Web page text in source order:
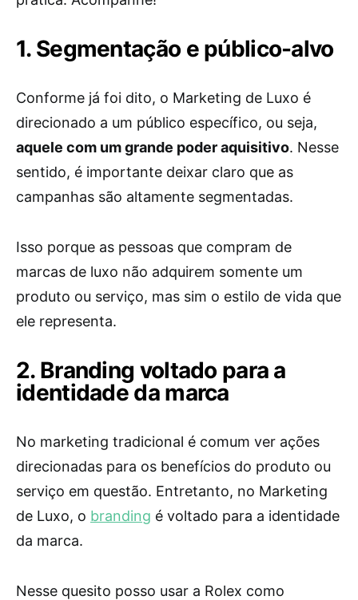
1. Segmentação e público-alvo
Conforme já foi dito, o Marketing de Luxo é
direcionado a um público específico, ou seja,
aquele com um grande poder aquisitivo. Nesse
sentido, é importante deixar claro que as
campanhas são altamente segmentadas.
Isso porque as pessoas que compram de
marcas de luxo não adquirem somente um
produto ou serviço, mas sim o estilo de vida que
ele representa.
2. Branding voltado para a
identidade da marca
No marketing tradicional é comum ver ações
direcionadas para os benefícios do produto ou
serviço em questão. Entretanto, no Marketing
de Luxo, o branding é voltado para a identidade
da marca.
Nesse quesito posso usar a Rolex como